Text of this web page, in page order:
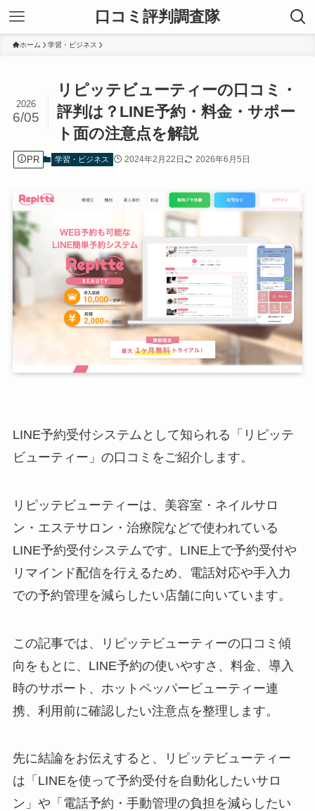
口コミ評判調査隊
ホーム 学習・ビジネス
リピッテビューティーの口コミ・
評判は？LINE予約・料金・サポー
ト面の注意点を解説
2026
6/05
PR 学習・ビジネス 2024年2月22日 2026年6月5日
LINE予約受付システムとして知られる「リピッテ
ビューティー」の口コミをご紹介します。
リピッテビューティーは、美容室・ネイルサロ
ン・エステサロン・治療院などで使われている
LINE予約受付システムです。LINE上で予約受付や
リマインド配信を行えるため、電話対応や手入力
での予約管理を減らしたい店舗に向いています。
この記事では、リピッテビューティーの口コミ傾
向をもとに、LINE予約の使いやすさ、料金、導入
時のサポート、ホットペッパービューティー連
携、利用前に確認したい注意点を整理します。
先に結論をお伝えすると、リピッテビューティー
は「LINEを使って予約受付を自動化したいサロ
ン」や「電話予約・手動管理の負担を減らしたい